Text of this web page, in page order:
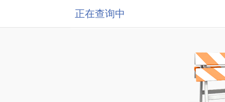
正在查询中